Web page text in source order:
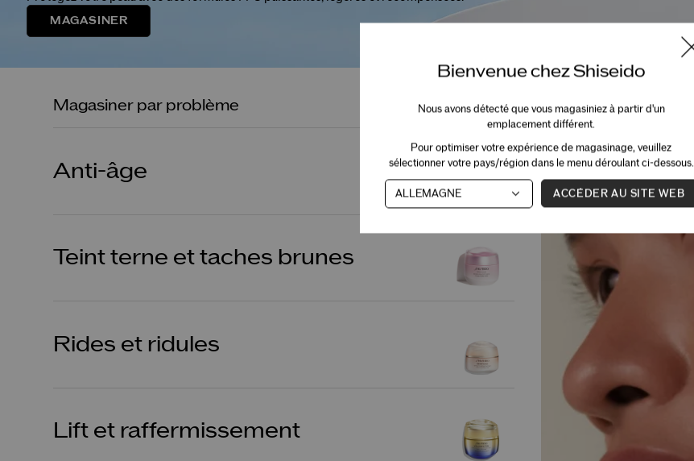
MAGASINER
Magasiner par problème
Anti-âge
Teint terne et taches brunes
Rides et ridules
Lift et raffermissement
Bienvenue chez Shiseido
Nous avons détecté que vous magasiniez à partir d'un
emplacement différent.
Pour optimiser votre expérience de magasinage, veuillez
sélectionner votre pays/région dans le menu déroulant ci-dessous.
ACCÉDER AU SITE WEB